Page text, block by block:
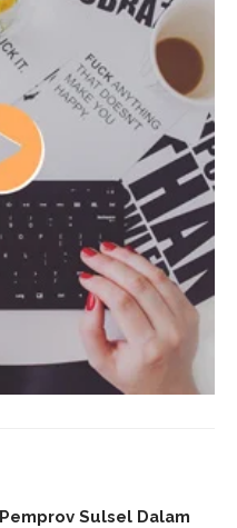
Sulsel Dalam